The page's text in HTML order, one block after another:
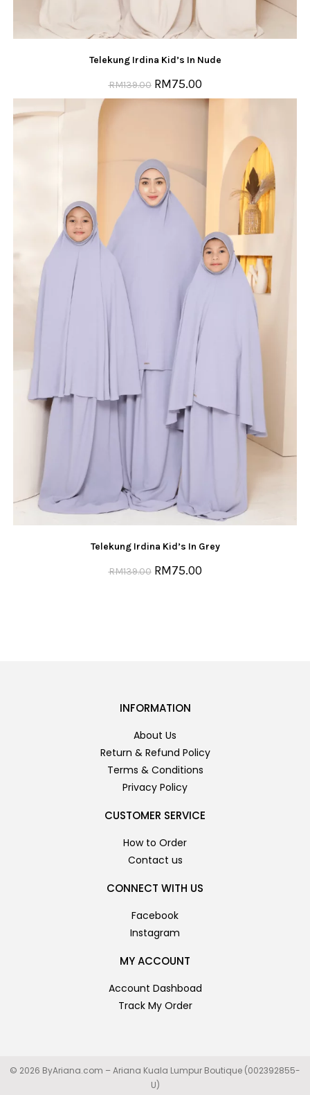
Telekung Irdina Kid’s In Nude
RM139.00 RM75.00
Telekung Irdina Kid’s In Grey
RM139.00 RM75.00
INFORMATION
About Us
Return & Refund Policy
Terms & Conditions
Privacy Policy
CUSTOMER SERVICE
How to Order
Contact us
CONNECT WITH US
Facebook
Instagram
MY ACCOUNT
Account Dashboad
Track My Order
© 2026 ByAriana.com – Ariana Kuala Lumpur Boutique (002392855-
U)